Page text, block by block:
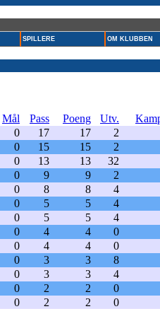
SPILLERE OM KLUBBEN
Mål Pass Poeng Utv.
0 17 17
2
0 15 15
2
0 13 13
32
0 9 9
2
0 8 8
4
0 5 5
4
0 5 5
4
0 4 4
0
0 4 4
0
0 3 3
8
0 3 3
4
0 2 2
0
0 2 2
0